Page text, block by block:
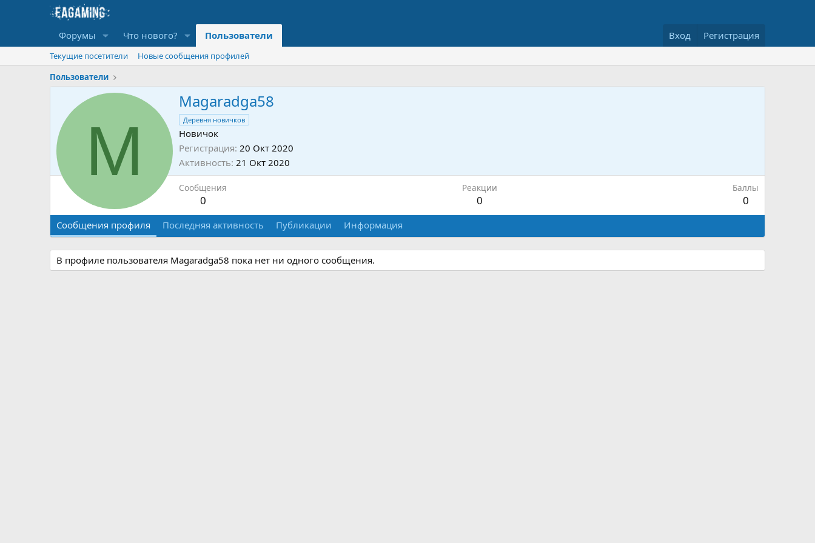
Форумы Что нового? Пользователи Вход Регистрация
Текущие посетители
Новые сообщения профилей
Пользователи
M
Magaradga58
Деревня новичков
Новичок
Регистрация 20 Окт 2020
Активность 21 Окт 2020
Сообщения
0
Реакции
0
Баллы
0
Сообщения профиля Последняя активность Публикации Информация
В профиле пользователя Magaradga58 пока нет ни одного сообщения.